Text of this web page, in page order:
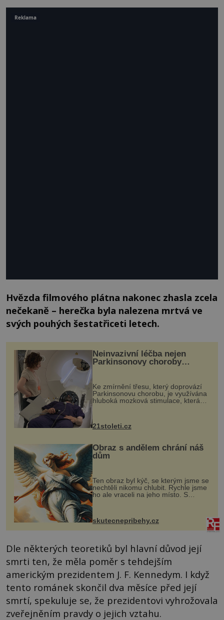
Hvězda filmového plátna nakonec zhasla zcela
nečekaně – herečka byla nalezena mrtvá ve
svých pouhých šestatřiceti letech.
Neinvazivní léčba nejen
Parkinsonovy choroby
Ke zmírnění třesu, který doprovází
Parkinsonovu chorobu, je využívána
hluboká mozková stimulace, která
však vyžaduje vysoce invazivní
zákrok. Ultrazvuk zase není vhodný
k dostatečně přesnému zacílení ...
21stoleti.cz
Obraz s andělem chrání náš
dům
Ten obraz byl kýč, se kterým jsme se
nechtěli nikomu chlubit. Rychle jsme
ho ale vraceli na jeho místo. S
manželem Vaškem jsme si pořídili
chaloupku, takový domek na severu
Čech, kde jsme si naplánova...
skutecnepribehy.cz
Dle některých teoretiků byl hlavní důvod její
smrti ten, že měla poměr s tehdejším
americkým prezidentem J. F. Kennedym. I když
tento románek skončil dva měsíce před její
smrtí, spekuluje se, že prezidentovi vyhrožovala
zveřejněním pravdy o jejich vztahu.
Reklama